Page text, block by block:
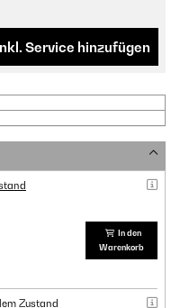
Service hinzufügen
In den
Warenkorb
Zustand